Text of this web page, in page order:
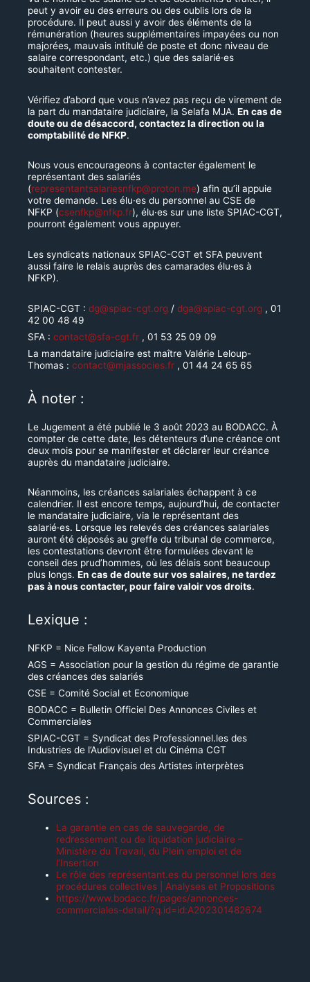
peut y avoir eu des erreurs ou des oublis lors de la
procédure. Il peut aussi y avoir des éléments de la
rémunération (heures supplémentaires impayées ou non
majorées, mauvais intitulé de poste et donc niveau de
salaire correspondant, etc.) que des salarié·es
souhaitent contester.
Vérifiez d’abord que vous n’avez pas reçu de virement de
la part du mandataire judiciaire, la Selafa MJA. En cas de
doute ou de désaccord, contactez la direction ou la
comptabilité de NFKP.
Nous vous encourageons à contacter également le
représentant des salariés
(representantsalariesnfkp@proton.me) afin qu’il appuie
votre demande. Les élu·es du personnel au CSE de
NFKP (csenfkp@nfkp.fr), élu·es sur une liste SPIAC-CGT,
pourront également vous appuyer.
Les syndicats nationaux SPIAC-CGT et SFA peuvent
aussi faire le relais auprès des camarades élu·es à
NFKP).
SPIAC-CGT : dg@spiac-cgt.org / dga@spiac-cgt.org , 01
42 00 48 49
SFA : contact@sfa-cgt.fr , 01 53 25 09 09
La mandataire judiciaire est maître Valérie Leloup-
Thomas : contact@mjassocies.fr , 01 44 24 65 65
À noter :
Le Jugement a été publié le 3 août 2023 au BODACC. À
compter de cette date, les détenteurs d’une créance ont
deux mois pour se manifester et déclarer leur créance
auprès du mandataire judiciaire.
Néanmoins, les créances salariales échappent à ce
calendrier. Il est encore temps, aujourd’hui, de contacter
le mandataire judiciaire, via le représentant des
salarié·es. Lorsque les relevés des créances salariales
auront été déposés au greffe du tribunal de commerce,
les contestations devront être formulées devant le
conseil des prud’hommes, où les délais sont beaucoup
plus longs. En cas de doute sur vos salaires, ne tardez
pas à nous contacter, pour faire valoir vos droits.
Lexique :
NFKP = Nice Fellow Kayenta Production
AGS = Association pour la gestion du régime de garantie
des créances des salariés
CSE = Comité Social et Economique
BODACC = Bulletin Officiel Des Annonces Civiles et
Commerciales
SPIAC-CGT = Syndicat des Professionnel.les des
Industries de l’Audiovisuel et du Cinéma CGT
SFA = Syndicat Français des Artistes interprètes
Sources :
La garantie en cas de sauvegarde, de
redressement ou de liquidation judiciaire –
Ministère du Travail, du Plein emploi et de
l’Insertion
Le rôle des représentant.es du personnel lors des
procédures collectives | Analyses et Propositions
https://www.bodacc.fr/pages/annonces-
commerciales-detail/?q.id=id:A202301482674